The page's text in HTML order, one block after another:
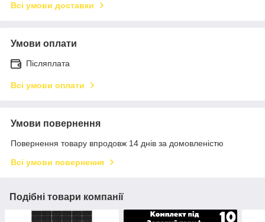
Всі умови доставки
Умови оплати
Післяплата
Всі умови оплати
Умови повернення
Повернення товару впродовж 14 днів за домовленістю
Всі умови повернення
Подібні товари компанії